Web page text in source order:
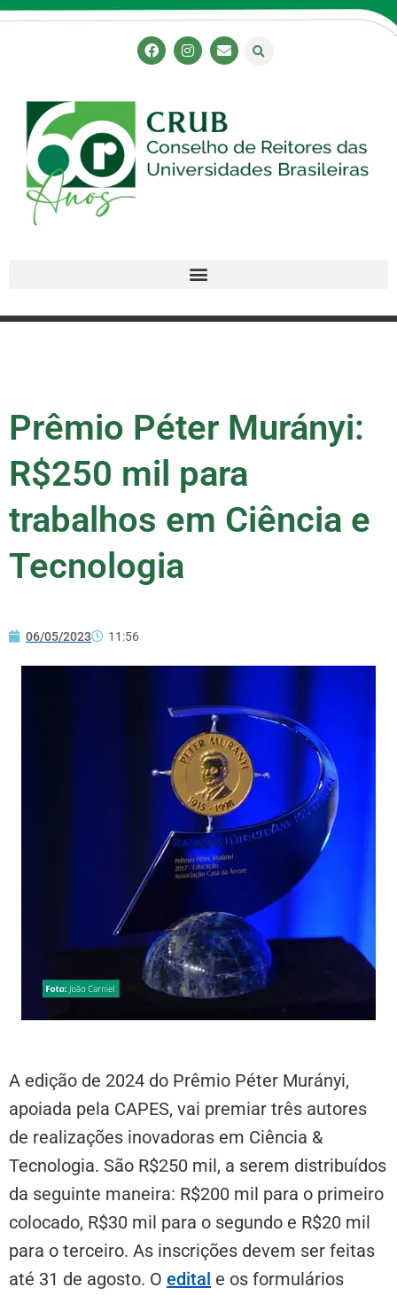
Prêmio Péter Murányi:
R$250 mil para
trabalhos em Ciência e
Tecnologia
06/05/2023 11:56
A edição de 2024 do Prêmio Péter Murányi,
apoiada pela CAPES, vai premiar três autores
de realizações inovadoras em Ciência &
Tecnologia. São R$250 mil, a serem distribuídos
da seguinte maneira: R$200 mil para o primeiro
colocado, R$30 mil para o segundo e R$20 mil
para o terceiro. As inscrições devem ser feitas
até 31 de agosto. O edital e os formulários